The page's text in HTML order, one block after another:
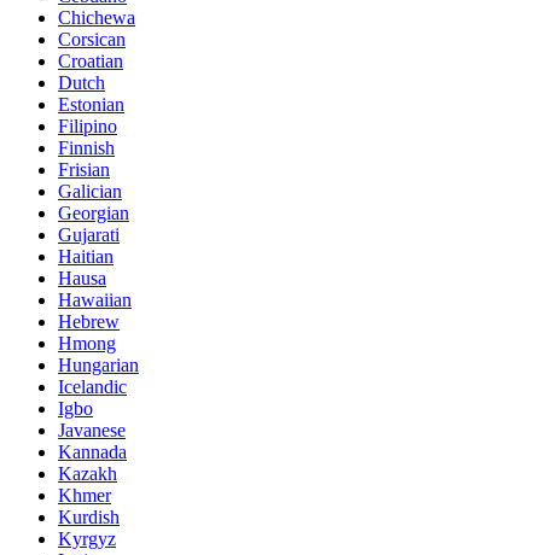
Chichewa
Corsican
Croatian
Dutch
Estonian
Filipino
Finnish
Frisian
Galician
Georgian
Gujarati
Haitian
Hausa
Hawaiian
Hebrew
Hmong
Hungarian
Icelandic
Igbo
Javanese
Kannada
Kazakh
Khmer
Kurdish
Kyrgyz